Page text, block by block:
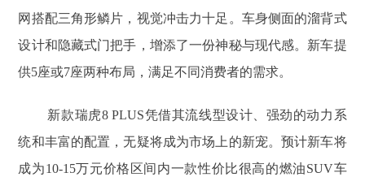
网搭配三角形鳞片，视觉冲击力十足。车身侧面的溜背式
设计和隐藏式门把手，增添了一份神秘与现代感。新车提
供5座或7座两种布局，满足不同消费者的需求。
新款瑞虎8 PLUS凭借其流线型设计、强劲的动力系
统和丰富的配置，无疑将成为市场上的新宠。预计新车将
成为10-15万元价格区间内一款性价比很高的燃油SUV车